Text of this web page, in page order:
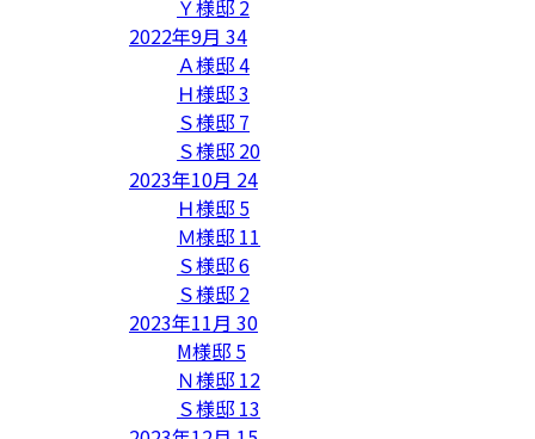
Ｙ様邸 2
2022年9月 34
Ａ様邸4
Ｈ様邸3
Ｓ様邸 7
Ｓ様邸 20
2023年10月 24
Ｈ様邸 5
Ｍ様邸 11
Ｓ様邸6
Ｓ様邸 2
2023年11月 30
M様邸 5
Ｎ様邸 12
Ｓ様邸 13